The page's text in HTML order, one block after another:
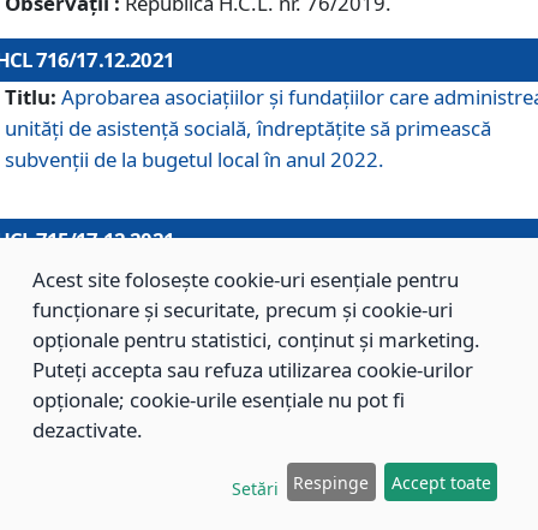
716/17.12.2021
Titlu: Aprobarea asociaţiilor şi fundaţiilor care
unităţi de asistenţă socială, îndreptăţite să primească
subvenţii de la bugetul local în anul 2022.
715/17.12.2021
Titlu: Aprobarea Planului de acţiuni sau lucrări de interes
local pentru anul 2022.
714/17.12.2021
Titlu: Modificarea Anexei la H.C.L. nr. 709/2020 privind
aprobarea Regulamentului de Organizare şi Funcţionare
Direcţiei de Asistenţă Socială Braşov.
Acest site folosește cookie-uri esențiale pentru
funcționare și securitate, precum și cookie-uri
opționale pentru statistici, conținut și marketing.
Puteți accepta sau refuza utilizarea cookie-urilor
opționale; cookie-urile esențiale nu pot fi
dezactivate.
Setări Respinge Accept toate